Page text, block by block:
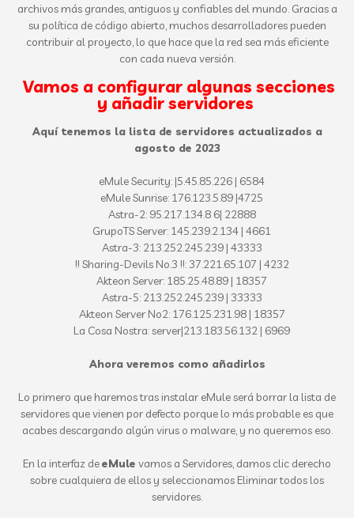
archivos más grandes, antiguos y confiables del mundo. Gracias a
su política de código abierto, muchos desarrolladores pueden
contribuir al proyecto, lo que hace que la red sea más eficiente
con cada nueva versión.
Vamos a configurar algunas secciones
y añadir servidores
Aquí tenemos la lista de servidores actualizados a
agosto de 2023
eMule Security: |5.45.85.226 | 6584
eMule Sunrise: 176.123.5.89 |4725
Astra-2: 95.217.134.8 6| 22888
GrupoTS Server: 145.239.2.134 | 4661
Astra-3: 213.252.245.239 | 43333
!! Sharing-Devils No.3 !!: 37.221.65.107 | 4232
Akteon Server: 185.25.48.89 | 18357
Astra-5: 213.252.245.239 | 33333
Akteon Server No2: 176.125.231.98 | 18357
La Cosa Nostra: server|213.183.56.132 | 6969
Ahora veremos como añadirlos
Lo primero que haremos tras instalar eMule será borrar la lista de
servidores que vienen por defecto porque lo más probable es que
acabes descargando algún virus o malware, y no queremos eso.
En la interfaz deeMule vamos a Servidores, damos clic derecho
sobre cualquiera de ellos y seleccionamos Eliminar todos los
servidores.